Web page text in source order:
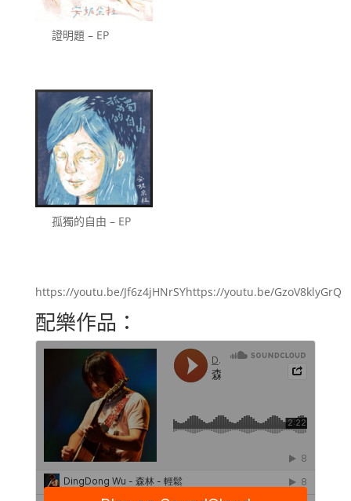
證明題 – EP
孤獨的自由 – EP
https://youtu.be/Jf6z4jHNrSYhttps://youtu.be/GzoV8klyGrQ
配樂作品：